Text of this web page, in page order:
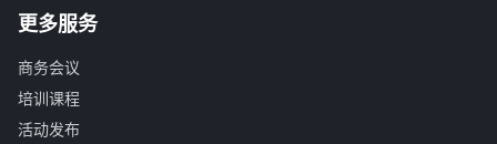
更多服务
商务会议
培训课程
活动发布